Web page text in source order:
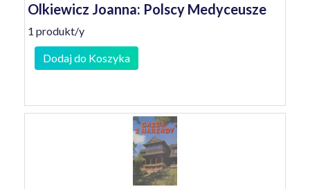
Olkiewicz Joanna: Polscy Medyceusze
1 produkt/y
Dodaj do Koszyka